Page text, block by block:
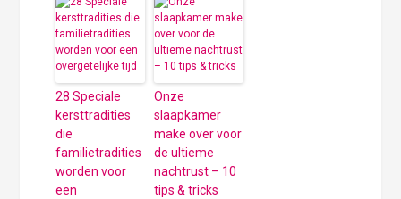
28 Speciale
kersttradities
die
familietradities
worden voor
een
Onze
slaapkamer
make over voor
de ultieme
nachtrust – 10
tips & tricks